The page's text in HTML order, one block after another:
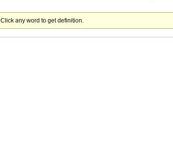
Click any word to get definition.